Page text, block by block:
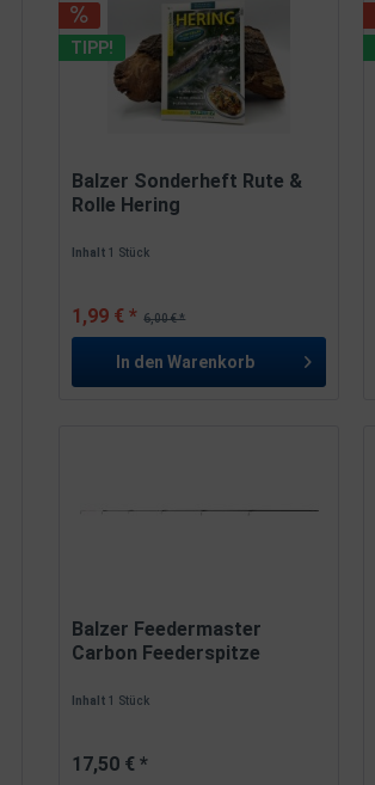
TIPP!
Balzer Sonderheft Rute &
Rolle Hering
Inhalt1 Stück
6,00 € *
1,99 € *
In den Warenkorb
Balzer Feedermaster
Carbon Feederspitze
Inhalt1 Stück
17,50 € *